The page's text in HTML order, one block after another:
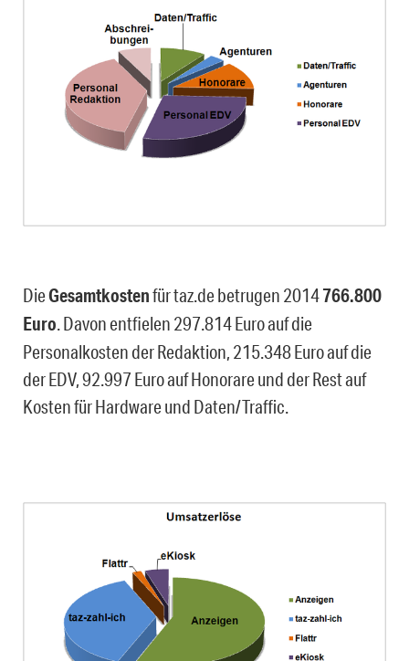
DieGesamtkostenfür taz.de betrugen 2014766.800
Euro. Davon entfielen 297.814 Euro auf die
Personalkosten der Redaktion, 215.348 Euro auf die
der EDV, 92.997 Euro auf Honorare und der Rest auf
Kosten für Hardware und Daten/Traffic.